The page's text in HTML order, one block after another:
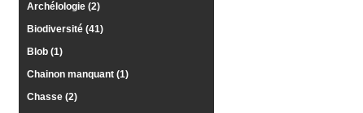
Vidéos
Médias
groupe
Archélologie (2)
Biodiversité (41)
Blob (1)
Chainon manquant (1)
Chasse (2)